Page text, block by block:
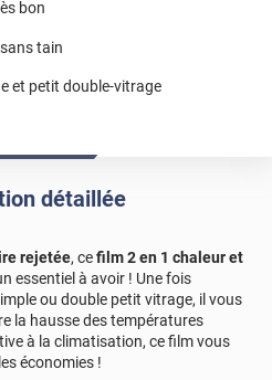
bon
tain
et petit double-vitrage
détaillée
rejetée, cefilm 2 en 1 chaleur et
essentiel à avoir ! Une fois
ou double petit vitrage, il vous
la hausse des températures
à la climatisation, ce film vous
économies !